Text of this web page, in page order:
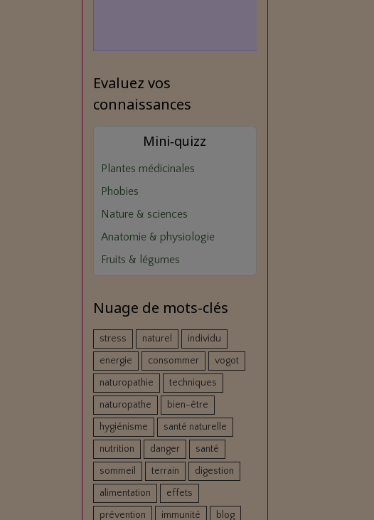
Evaluez vos
connaissances
Mini‑quizz
Plantes médicinales
Phobies
Nature & sciences
Anatomie & physiologie
Fruits & légumes
Nuage de mots-clés
stress naturel
individu
energie
consommer
vogot
naturopathie
techniques
naturopathe
bien-être
hygiénisme
santé naturelle
nutrition
danger
santé
sommeil
terrain
digestion
alimentation
effets
prévention
immunité blog